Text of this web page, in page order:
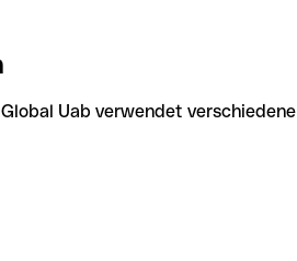
Uab verwendet